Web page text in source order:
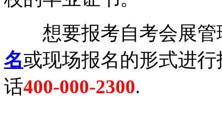
想要报考自考会展管
名或现场报名的形式进
话400-000-2300.